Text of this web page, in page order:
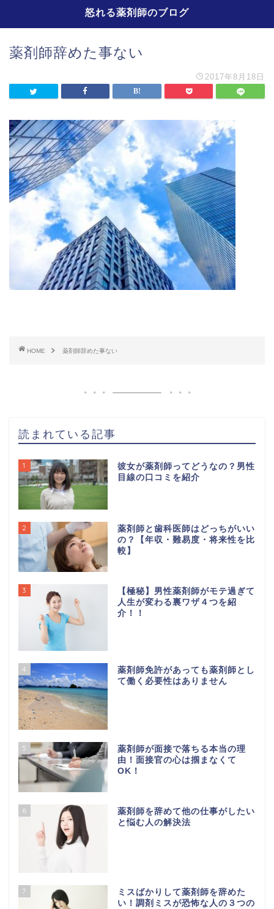
怒れる薬剤師のブログ
薬剤師辞めた事ない
2017年8月18日
HOME 薬剤師辞めた事ない
読まれている記事
1
彼女が薬剤師ってどうなの？男性
目線の口コミを紹介
2
薬剤師と歯科医師はどっちがいい
の？【年収・難易度・将来性を比
較】
3
【極秘】男性薬剤師がモテ過ぎて
人生が変わる裏ワザ４つを紹
介！！
4
薬剤師免許があっても薬剤師とし
て働く必要性はありません
5
薬剤師が面接で落ちる本当の理
由！面接官の心は掴まなくて
OK！
6
薬剤師を辞めて他の仕事がしたい
と悩む人の解決法
7
ミスばかりして薬剤師を辞めた
い！調剤ミスが恐怖な人の３つの